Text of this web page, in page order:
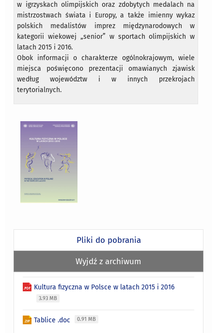
w igrzyskach olimpijskich oraz zdobytych medalach na
mistrzostwach świata i Europy, a także imienny wykaz
polskich medalistów imprez międzynarodowych w
kategorii wiekowej „senior” w sportach olimpijskich w
latach 2015 i 2016.
Obok informacji o charakterze ogólnokrajowym, wiele
miejsca poświęcono prezentacji omawianych zjawisk
według województw i w innych przekrojach
terytorialnych.
Pliki do pobrania
Wyjdź z archiwum
Kultura fizyczna w Polsce w latach 2015 i 2016
3.93 MB
Tablice .doc 0.91 MB